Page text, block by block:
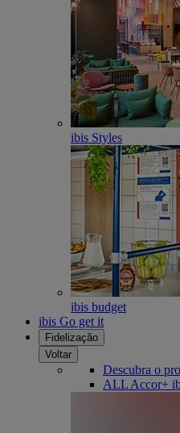
ibis Styles
ibis budget
ibis Go get it
Fidelização
Voltar
Descubra o
ALL Accor+